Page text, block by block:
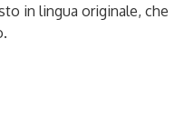
in lingua originale, che